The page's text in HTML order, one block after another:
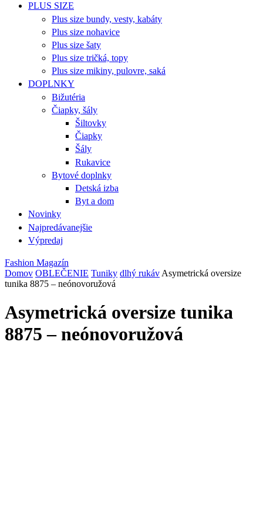
PLUS SIZE
Plus size bundy, vesty, kabáty
Plus size nohavice
Plus size šaty
Plus size tričká, topy
Plus size mikiny, pulovre, saká
DOPLNKY
Bižutéria
Čiapky, šály
Šiltovky
Čiapky
Šály
Rukavice
Bytové doplnky
Detská izba
Byt a dom
Novinky
Najpredávanejšie
Výpredaj
Fashion Magazín
Domov OBLEČENIE Tuniky dlhý rukáv Asymetrická oversize
tunika 8875 – neónovoružová
Asymetrická oversize tunika
8875 – neónovoružová